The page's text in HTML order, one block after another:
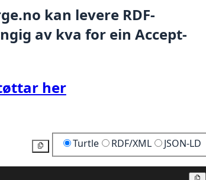
kan levere RDF-
av kva for ein Accept-
her
Kopier Turtle RDF/XML JSON-LD